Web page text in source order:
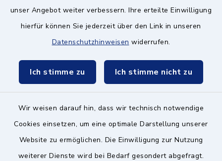
unser Angebot weiter verbessern. Ihre erteilte Einwilligung
hierfür können Sie jederzeit über den Link in unseren
Datenschutzhinweisen widerrufen.
Ich stimme zu Ich stimme nicht zu
Wir weisen darauf hin, dass wir technisch notwendige
Cookies einsetzen, um eine optimale Darstellung unserer
Website zu ermöglichen. Die Einwilligung zur Nutzung
weiterer Dienste wird bei Bedarf gesondert abgefragt.
Kontakt ins Rathaus
Barrierefreiheit
Impressum
Hinweisgeberschutz